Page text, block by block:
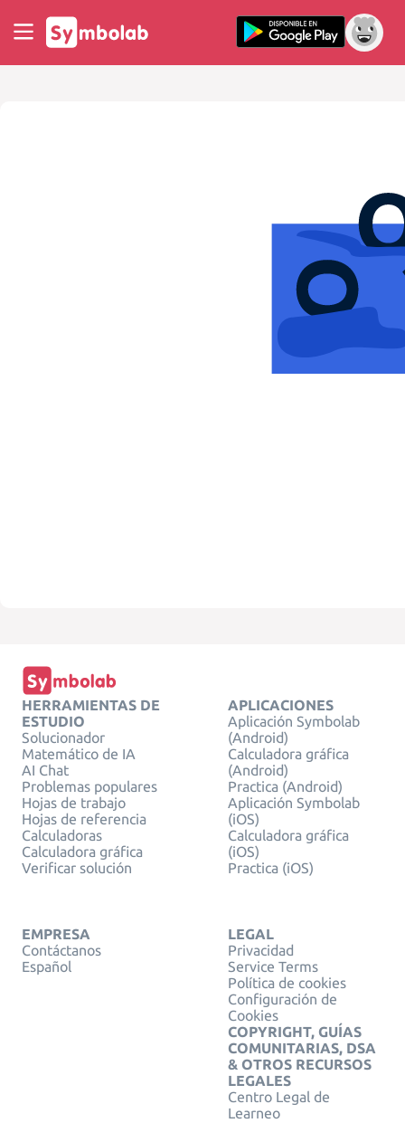
HERRAMIENTAS DE
ESTUDIO
Solucionador
Matemático de IA
AI Chat
Problemas populares
Hojas de trabajo
Hojas de referencia
Calculadoras
Calculadora gráfica
Verificar solución
APLICACIONES
Aplicación Symbolab
(Android)
Calculadora gráfica
(Android)
Practica (Android)
Aplicación Symbolab
(iOS)
Calculadora gráfica
(iOS)
Practica (iOS)
EMPRESA
Contáctanos
Español
LEGAL
Privacidad
Service Terms
Política de cookies
Configuración de
Cookies
COPYRIGHT, GUÍAS
COMUNITARIAS, DSA
& OTROS RECURSOS
LEGALES
Centro Legal de
Learneo